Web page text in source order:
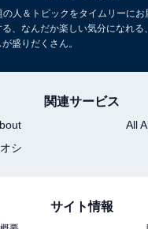
人＆トピックをタイムリーに
、なんだか楽しい気分になれる
盛りだくさん。
関連サービス
All
シ
サイト情報